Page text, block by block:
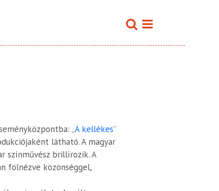
„A kellékes”
látható. A magyar
színművész brillírozik. A
fölnézve közönséggel,